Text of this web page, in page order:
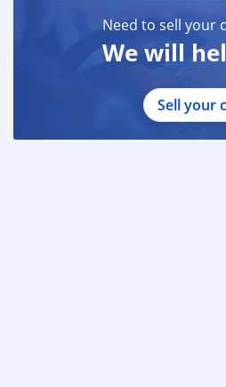
Need to sell your
We will
Sell your